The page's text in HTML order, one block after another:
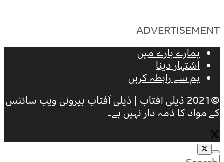
ADVERTISEMENT
ہمارے بارے میں
اشتہار دینا
ہم سے رابطہ کریں
©2021 ڈیلی آفتاب | ڈیلی آفتاب بیرونی ویب سائٹس
کے مواد کا ذمہ دار نہیں ہے۔